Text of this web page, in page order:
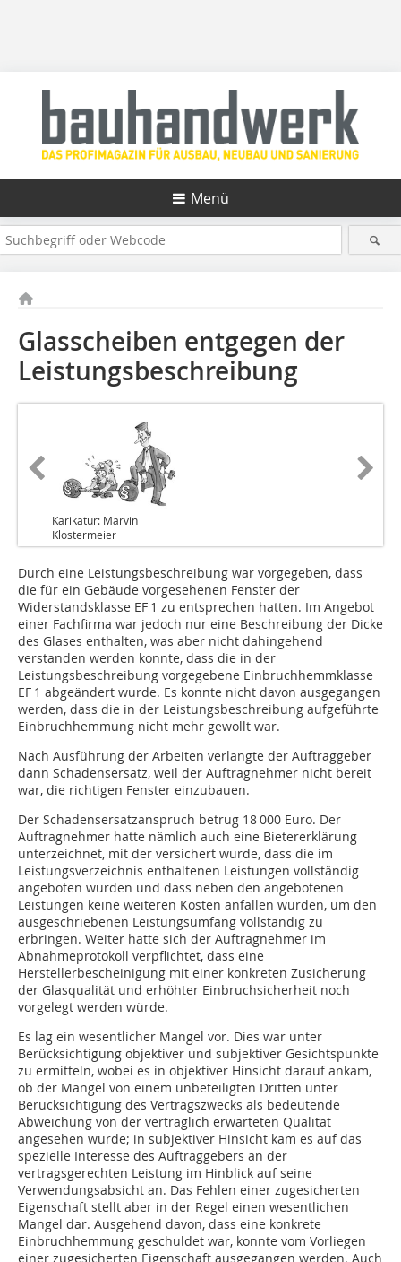
Menü
Glasscheiben entgegen der
Leistungsbeschreibung
Karikatur: Marvin
Klostermeier
Durch eine Leistungsbeschreibung war vorgegeben, dass
die für ein Gebäude vorgesehenen Fenster der
Widerstandsklasse EF 1 zu entsprechen hatten. Im Angebot
einer Fachfirma war jedoch nur eine Beschreibung der Dicke
des Glases enthalten, was aber nicht dahingehend
verstanden werden konnte, dass die in der
Leistungsbeschreibung vorgegebene Einbruchhemmklasse
EF 1 abgeändert wurde. Es konnte nicht davon ausgegangen
werden, dass die in der Leistungsbeschreibung aufgeführte
Einbruchhemmung nicht mehr gewollt war.
Nach Ausführung der Arbeiten verlangte der Auftraggeber
dann Schadensersatz, weil der Auftragnehmer nicht bereit
war, die richtigen Fenster einzubauen.
Der Schadensersatzanspruch betrug 18 000 Euro. Der
Auftragnehmer hatte nämlich auch eine Bietererklärung
unterzeichnet, mit der versichert wurde, dass die im
Leistungsverzeichnis enthaltenen Leistungen vollständig
angeboten wurden und dass neben den angebotenen
Leistungen keine weiteren Kosten anfallen würden, um den
ausgeschriebenen Leistungsumfang vollständig zu
erbringen. Weiter hatte sich der Auftragnehmer im
Abnahmeprotokoll verpflichtet, dass eine
Herstellerbescheinigung mit einer konkreten Zusicherung
der Glasqualität und erhöhter Einbruchsicherheit noch
vorgelegt werden würde.
Es lag ein wesentlicher Mangel vor. Dies war unter
Berücksichtigung objektiver und subjektiver Gesichtspunkte
zu ermitteln, wobei es in objektiver Hinsicht darauf ankam,
ob der Mangel von einem unbeteiligten Dritten unter
Berücksichtigung des Vertragszwecks als bedeutende
Abweichung von der vertraglich erwarteten Qualität
angesehen wurde; in subjektiver Hinsicht kam es auf das
spezielle Interesse des Auftraggebers an der
vertragsgerechten Leistung im Hinblick auf seine
Verwendungsabsicht an. Das Fehlen einer zugesicherten
Eigenschaft stellt aber in der Regel einen wesentlichen
Mangel dar. Ausgehend davon, dass eine konkrete
Einbruchhemmung geschuldet war, konnte vom Vorliegen
einer zugesicherten Eigenschaft ausgegangen werden. Auch